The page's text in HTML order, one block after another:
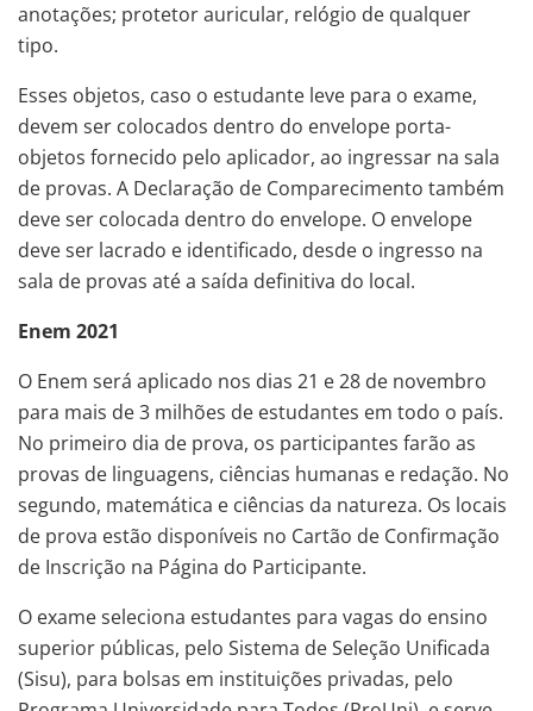
anotações; protetor auricular, relógio de qualquer
tipo.
Esses objetos, caso o estudante leve para o exame,
devem ser colocados dentro do envelope porta-
objetos fornecido pelo aplicador, ao ingressar na sala
de provas. A Declaração de Comparecimento também
deve ser colocada dentro do envelope. O envelope
deve ser lacrado e identificado, desde o ingresso na
sala de provas até a saída definitiva do local.
Enem 2021
O Enem será aplicado nos dias 21 e 28 de novembro
para mais de 3 milhões de estudantes em todo o país.
No primeiro dia de prova, os participantes farão as
provas de linguagens, ciências humanas e redação. No
segundo, matemática e ciências da natureza. Os locais
de prova estão disponíveis no Cartão de Confirmação
de Inscrição na Página do Participante.
O exame seleciona estudantes para vagas do ensino
superior públicas, pelo Sistema de Seleção Unificada
(Sisu), para bolsas em instituições privadas, pelo